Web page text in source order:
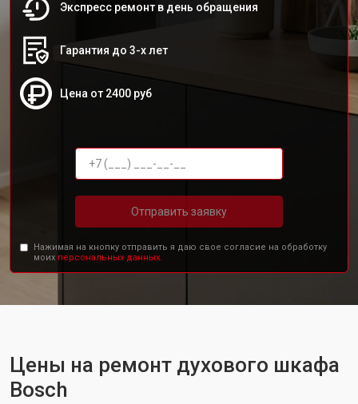
Экспресс ремонт в день обращения
Гарантия до 3-х лет
Цена от 2400 руб
Отправить заявку
Нажимая на кнопку отправить я даю свое согласие на обработку
моих персональных данных.
Цены на ремонт духового шкафа
Bosch